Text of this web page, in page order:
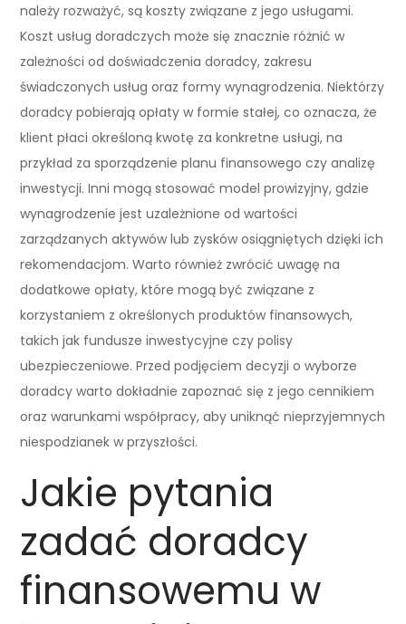
należy rozważyć, są koszty związane z jego usługami.
Koszt usług doradczych może się znacznie różnić w
zależności od doświadczenia doradcy, zakresu
świadczonych usług oraz formy wynagrodzenia. Niektórzy
doradcy pobierają opłaty w formie stałej, co oznacza, że
klient płaci określoną kwotę za konkretne usługi, na
przykład za sporządzenie planu finansowego czy analizę
inwestycji. Inni mogą stosować model prowizyjny, gdzie
wynagrodzenie jest uzależnione od wartości
zarządzanych aktywów lub zysków osiągniętych dzięki ich
rekomendacjom. Warto również zwrócić uwagę na
dodatkowe opłaty, które mogą być związane z
korzystaniem z określonych produktów finansowych,
takich jak fundusze inwestycyjne czy polisy
ubezpieczeniowe. Przed podjęciem decyzji o wyborze
doradcy warto dokładnie zapoznać się z jego cennikiem
oraz warunkami współpracy, aby uniknąć nieprzyjemnych
niespodzianek w przyszłości.
Jakie pytania
zadać doradcy
finansowemu w